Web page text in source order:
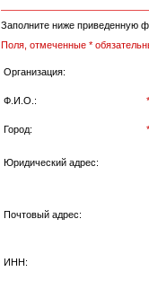
Заполните ниже приведенную
Поля, отмеченные *
Организация:
Ф.И.О.: *
Город: *
Юридический адрес:
Почтовый адрес:
ИНН: